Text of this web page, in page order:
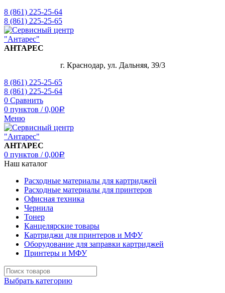
8 (861) 225-25-64
8 (861) 225-25-65
АНТАРЕС
г. Краснодар, ул. Дальняя, 39/3
8 (861) 225-25-65
8 (861) 225-25-64
0 Сравнить
0 пунктов / 0,00Р
Меню
АНТАРЕС
0 пунктов / 0,00Р
Наш каталог
Расходные материалы для картриджей
Расходные материалы для принтеров
Офисная техника
Чернила
Тонер
Канцелярские товары
Картриджи для принтеров и МФУ
Оборудование для заправки картриджей
Принтеры и МФУ
Выбрать категорию